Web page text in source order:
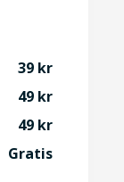
39
49
49
Gratis